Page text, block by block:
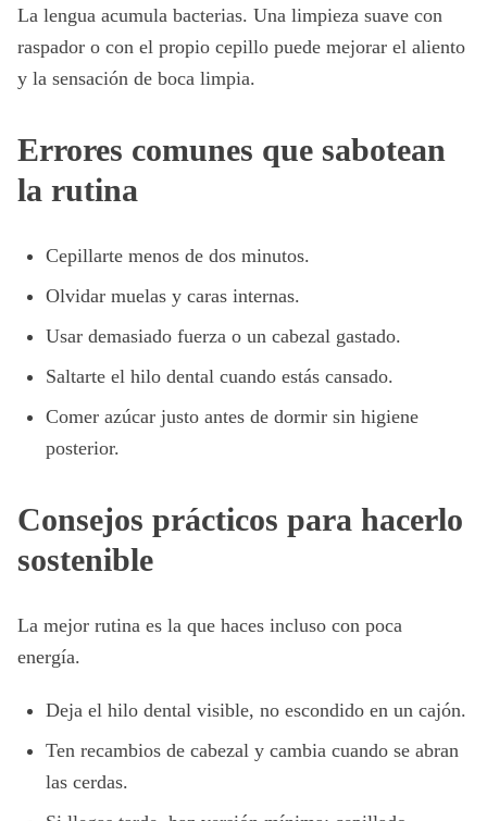
La lengua acumula bacterias. Una limpieza suave con
raspador o con el propio cepillo puede mejorar el aliento
y la sensación de boca limpia.
Errores comunes que sabotean
la rutina
Cepillarte menos de dos minutos.
Olvidar muelas y caras internas.
Usar demasiado fuerza o un cabezal gastado.
Saltarte el hilo dental cuando estás cansado.
Comer azúcar justo antes de dormir sin higiene
posterior.
Consejos prácticos para hacerlo
sostenible
La mejor rutina es la que haces incluso con poca
energía.
Deja el hilo dental visible, no escondido en un cajón.
Ten recambios de cabezal y cambia cuando se abran
las cerdas.